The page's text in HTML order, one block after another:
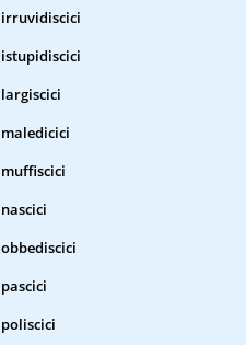
irruvidiscici
istupidiscici
largiscici
maledicici
muffiscici
nascici
obbediscici
pascici
poliscici